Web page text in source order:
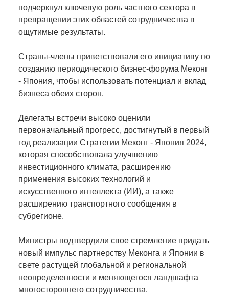
подчеркнул ключевую роль частного сектора в
превращении этих областей сотрудничества в
ощутимые результаты.
Страны-члены приветствовали его инициативу по
созданию периодического бизнес-форума Меконг
- Япония, чтобы использовать потенциал и вклад
бизнеса обеих сторон.
Делегаты встречи высоко оценили
первоначальный прогресс, достигнутый в первый
год реализации Стратегии Меконг - Япония 2024,
которая способствовала улучшению
инвестиционного климата, расширению
применения высоких технологий и
искусственного интеллекта (ИИ), а также
расширению транспортного сообщения в
субрегионе.
Министры подтвердили свое стремление придать
новый импульс партнерству Меконга и Японии в
свете растущей глобальной и региональной
неопределенности и меняющегося ландшафта
многостороннего сотрудничества.